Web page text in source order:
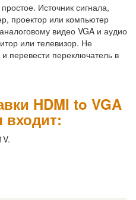
Источник сигнала,
проектор или компьютер
видео VGA и аудио
или телевизор. Не
перевести переключатель в
HDMI to VGA
входит: